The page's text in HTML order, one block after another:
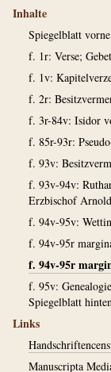
Inhalte
Spiegelblatt
f. 1r: Verse;
f. 1v:
f. 2r:
f. 3r-84v: Isidor
f. 85r-93r:
f. 93v:
f. 93v-94v:
Erzbischof
f. 94v-95v:
f. 94v-95r
f. 94v-95r
f. 95v:
Spiegelblatt
Links
Manuscripta